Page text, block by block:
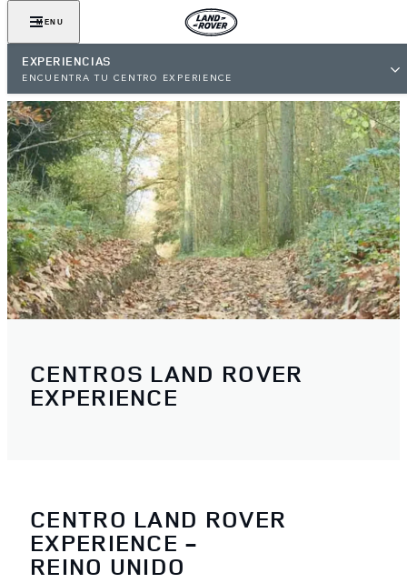
MENU
EXPERIENCIAS
ENCUENTRA TU CENTRO EXPERIENCE
CENTROS LAND ROVER
EXPERIENCE
CENTRO LAND ROVER
EXPERIENCE -
REINO UNIDO